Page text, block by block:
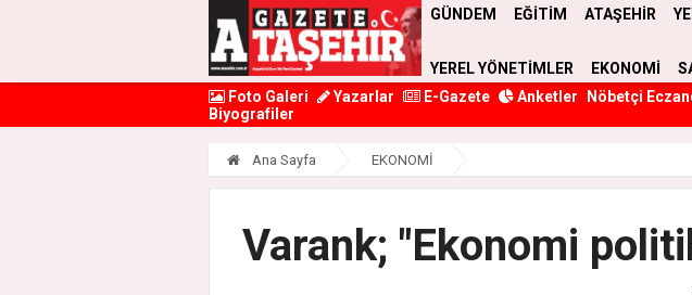
GÜNDEM EĞİTİM ATAŞEHİR
YEREL YÖNETİMLER EKONOMİ
Foto Galeri
Yazarlar E-Gazete Anketler Nöbetçi
Biyografiler
Ana Sayfa EKONOMİ
Varank; "Ekonomi